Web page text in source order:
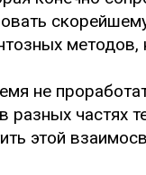
методов,
не
разных частях
этой